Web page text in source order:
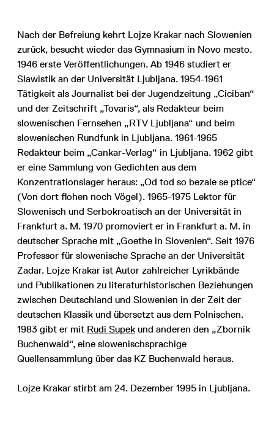
Nach der Befreiung kehrt Lojze Krakar nach Slowenien
zurück, besucht wieder das Gymnasium in Novo mesto.
1946 erste Veröffentlichungen. Ab 1946 studiert er
Slawistik an der Universität Ljubljana. 1954-1961
Tätigkeit als Journalist bei der Jugendzeitung „Ciciban“
und der Zeitschrift „Tovaris“, als Redakteur beim
slowenischen Fernsehen „RTV Ljubljana“ und beim
slowenischen Rundfunk in Ljubljana. 1961-1965
Redakteur beim „Cankar-Verlag“ in Ljubljana. 1962 gibt
er eine Sammlung von Gedichten aus dem
Konzentrationslager heraus: „Od tod so bezale se ptice“
(Von dort flohen noch Vögel). 1965-1975 Lektor für
Slowenisch und Serbokroatisch an der Universität in
Frankfurt a. M. 1970 promoviert er in Frankfurt a. M. in
deutscher Sprache mit „Goethe in Slovenien“. Seit 1976
Professor für slowenische Sprache an der Universität
Zadar. Lojze Krakar ist Autor zahlreicher Lyrikbände
und Publikationen zu literaturhistorischen Beziehungen
zwischen Deutschland und Slowenien in der Zeit der
deutschen Klassik und übersetzt aus dem Polnischen.
1983 gibt er mit Rudi Supek und anderen den „Zbornik
Buchenwald“, eine slowenischsprachige
Quellensammlung über das KZ Buchenwald heraus.
Lojze Krakar stirbt am 24. Dezember 1995 in Ljubljana.